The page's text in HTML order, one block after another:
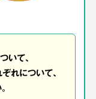
いて、
ぞれについて、